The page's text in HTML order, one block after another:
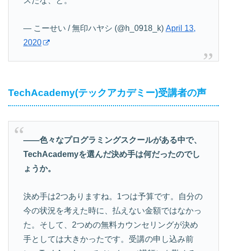
— こーせい / 無印ハヤシ (@h_0918_k) April 13,
2020
TechAcademy(テックアカデミー)受講者の声
――色々なプログラミングスクールがある中で、
TechAcademyを選んだ決め手は何だったのでし
ょうか。
決め手は2つありますね。1つは予算です。自分の
今の状況を考えた時に、払えない金額ではなかっ
た。そして、2つめの無料カウンセリングが決め
手としては大きかったです。受講の申し込み前